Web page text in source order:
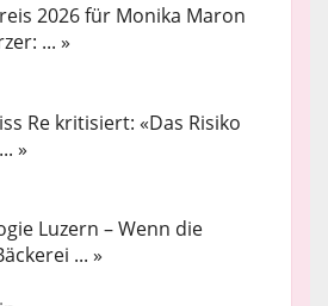
2026 für Monika Maron
... »
Re kritisiert: «Das Risiko
»
Luzern – Wenn die
... »